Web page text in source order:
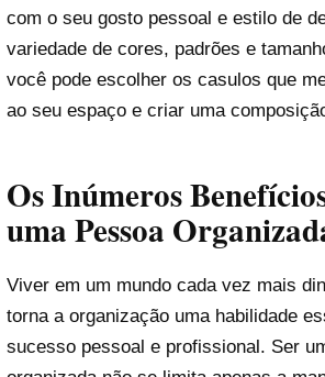
com o seu gosto pessoal e estilo de
variedade de cores, padrões e
você pode escolher os casulos que
ao seu espaço e criar uma
Os Inúmeros
uma Pessoa
Viver em um mundo cada vez mais
torna a organização uma habilidade
sucesso pessoal e profissional. Ser